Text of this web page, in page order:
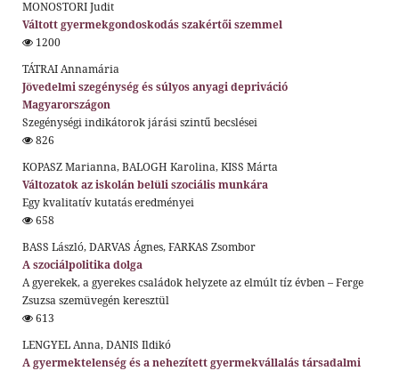
MONOSTORI Judit
Váltott gyermekgondoskodás szakértői szemmel
1200
TÁTRAI Annamária
Jövedelmi szegénység és súlyos anyagi depriváció
Magyarországon
Szegénységi indikátorok járási szintű becslései
826
KOPASZ Marianna, BALOGH Karolina, KISS Márta
Változatok az iskolán belüli szociális munkára
Egy kvalitatív kutatás eredményei
658
BASS László, DARVAS Ágnes, FARKAS Zsombor
A szociálpolitika dolga
A gyerekek, a gyerekes családok helyzete az elmúlt tíz évben – Ferge
Zsuzsa szemüvegén keresztül
613
LENGYEL Anna, DANIS Ildikó
A gyermektelenség és a nehezített gyermekvállalás társadalmi